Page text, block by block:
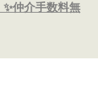
仲介手数料無